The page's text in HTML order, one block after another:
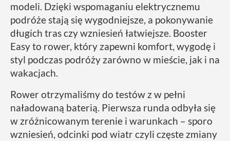
modeli. Dzięki wspomaganiu elektrycznemu
podróże stają się wygodniejsze, a pokonywanie
długich tras czy wzniesień łatwiejsze. Booster
Easy to rower, który zapewni komfort, wygodę i
styl podczas podróży zarówno w mieście, jak i na
wakacjach.
Rower otrzymaliśmy do testów z w pełni
naładowaną baterią. Pierwsza runda odbyła się
w zróżnicowanym terenie i warunkach – sporo
wzniesień, odcinki pod wiatr czyli częste zmiany